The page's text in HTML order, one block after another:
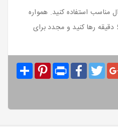
یا دستی با پدال مناسب استفاده کنید. همواره
پودر را به آب اضافه نمایید.این کار از خشک ماندن پودر در کف ظرف جلوگیری می کند. برای کسب کیفیت بهتر مخلوط را برای 5 دقیقه رها کنید و مجدد برای
SharePinterest Print
FacebookTwitter